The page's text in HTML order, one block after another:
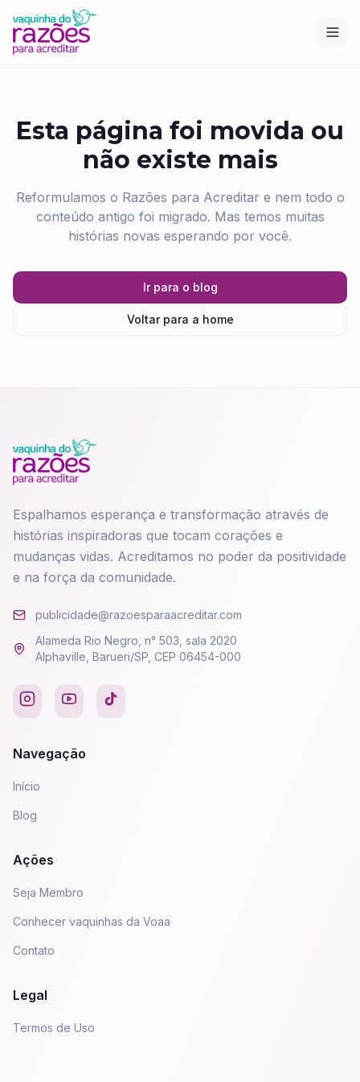
Esta página foi movida ou
não existe mais
Reformulamos o Razões para Acreditar e nem todo o
conteúdo antigo foi migrado. Mas temos muitas
histórias novas esperando por você.
Ir para o blog
Voltar para a home
Espalhamos esperança e transformação através de
histórias inspiradoras que tocam corações e
mudanças vidas. Acreditamos no poder da positividade
e na força da comunidade.
publicidade@razoesparaacreditar.com
Alameda Rio Negro, n° 503, sala 2020
Alphaville, Barueri/SP, CEP 06454-000
Navegação
Início
Blog
Ações
Seja Membro
Conhecer vaquinhas da Voaa
Contato
Legal
Termos de Uso